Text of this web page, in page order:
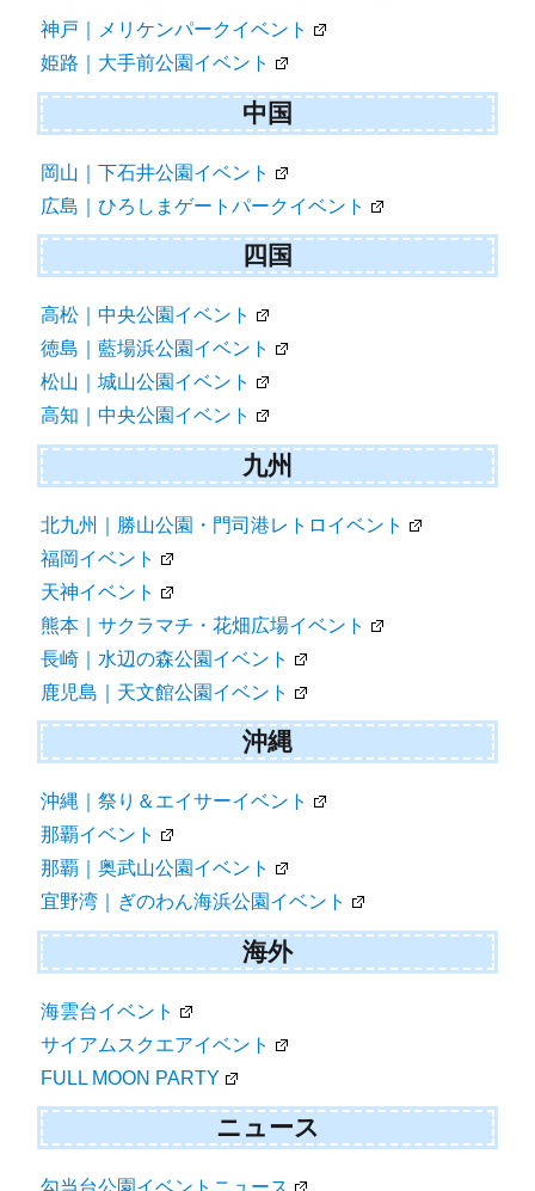
神戸｜メリケンパークイベント
姫路｜大手前公園イベント
中国
岡山｜下石井公園イベント
広島｜ひろしまゲートパークイベント
四国
高松｜中央公園イベント
徳島｜藍場浜公園イベント
松山｜城山公園イベント
高知｜中央公園イベント
九州
北九州｜勝山公園・門司港レトロイベント
福岡イベント
天神イベント
熊本｜サクラマチ・花畑広場イベント
長崎｜水辺の森公園イベント
鹿児島｜天文館公園イベント
沖縄
沖縄｜祭り＆エイサーイベント
那覇イベント
那覇｜奥武山公園イベント
宜野湾｜ぎのわん海浜公園イベント
海外
海雲台イベント
サイアムスクエアイベント
FULL MOON PARTY
ニュース
勾当台公園イベントニュース